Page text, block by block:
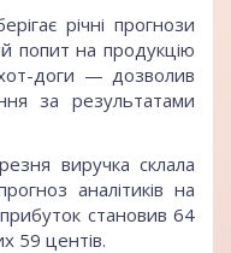
річні прогнози
попит на продукцію
доги — дозволив
за результатами
виручка склала
аналітиків на
становив 64
59 центів.